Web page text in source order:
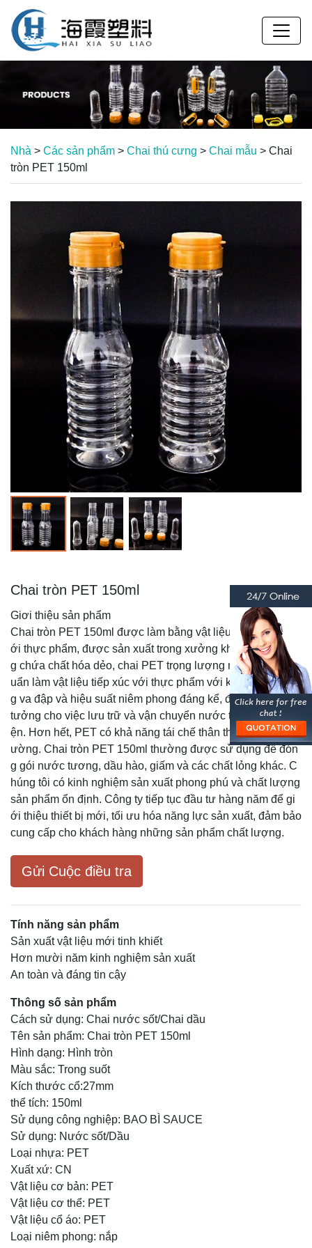
Nhà > Các sản phẩm > Chai thú cưng > Chai mẫu > Chai
tròn PET 150ml
Chai tròn PET 150ml
Giơi thiệu sản phẩm
Chai tròn PET 150ml được làm bằng vật liệu cấp tiếp xúc v
ới thực phẩm, được sản xuất trong xưởng không bụi. Khôn
g chứa chất hóa dẻo, chai PET trọng lượng nhẹ đủ tiêu ch
uẩn làm vật liệu tiếp xúc với thực phẩm với khả năng chốn
g va đập và hiệu suất niêm phong đáng kể, được thiết kế lý
tưởng cho việc lưu trữ và vận chuyển nước tương thuận ti
ện. Hơn hết, PET có khả năng tái chế thân thiện với môi tr
ường. Chai tròn PET 150ml thường được sử dụng để đón
g gói nước tương, dầu hào, giấm và các chất lỏng khác. C
húng tôi có kinh nghiệm sản xuất phong phú và chất lượng
sản phẩm ổn định. Công ty tiếp tục đầu tư hàng năm để gi
ới thiệu thiết bị mới, tối ưu hóa năng lực sản xuất, đảm bảo
cung cấp cho khách hàng những sản phẩm chất lượng.
Gửi Cuộc điều tra
Tính năng sản phẩm
Sản xuất vật liệu mới tinh khiết
Hơn mười năm kinh nghiệm sản xuất
An toàn và đáng tin cậy
Thông số sản phẩm
Cách sử dụng: Chai nước sốt/Chai dầu
Tên sản phẩm: Chai tròn PET 150ml
Hình dạng: Hình tròn
Màu sắc: Trong suốt
Kích thước cổ:27mm
thể tích: 150ml
Sử dụng công nghiệp: BAO BÌ SAUCE
Sử dụng: Nước sốt/Dầu
Loại nhựa: PET
Xuất xứ: CN
Vật liệu cơ bản: PET
Vật liệu cơ thể: PET
Vật liệu cổ áo: PET
Loại niêm phong: nắp